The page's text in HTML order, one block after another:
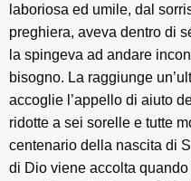
laboriosa ed umile, dal
preghiera, aveva dentro di
la spingeva ad andare
bisogno. La raggiunge
accoglie l’appello di aiuto
ridotte a sei sorelle e tutte
centenario della nascita di
di Dio viene accolta